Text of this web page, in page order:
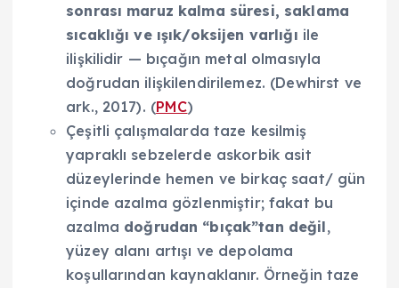
sonrası maruz kalma süresi, saklama
sıcaklığı ve ışık/oksijen varlığı ile
ilişkilidir — bıçağın metal olmasıyla
doğrudan ilişkilendirilemez. (Dewhirst ve
ark., 2017). (PMC)
Çeşitli çalışmalarda taze kesilmiş
yapraklı sebzelerde askorbik asit
düzeylerinde hemen ve birkaç saat/ gün
içinde azalma gözlenmiştir; fakat bu
azalma doğrudan “bıçak”tan değil,
yüzey alanı artışı ve depolama
koşullarından kaynaklanır. Örneğin taze